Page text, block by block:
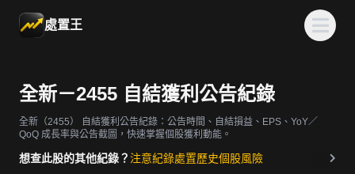
處置王
全新－2455 自結獲利公告紀錄
全新（2455）
自結獲利公告紀錄：公告時間、自結損益、EPS、YoY／
QoQ 成長率與公告截圖，快速掌握個股獲利動能。
想查此股的其他紀錄？ 注意紀錄處置歷史個股風險